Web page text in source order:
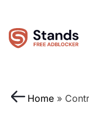
Home »